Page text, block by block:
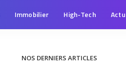
Immobilier High-Tech Actu
NOS DERNIERS ARTICLES